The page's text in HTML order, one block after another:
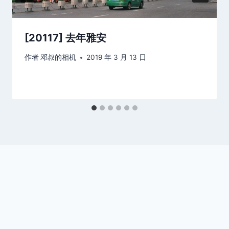
[20117] 去年雅安
作者邓叔的相机 2019 年 3 月 13 日